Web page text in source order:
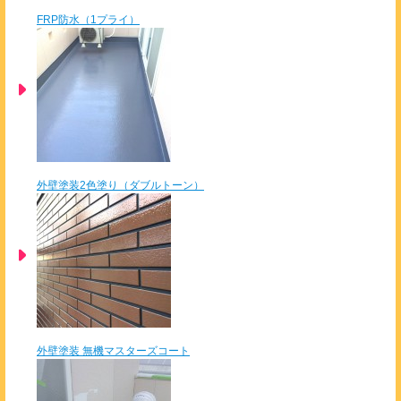
FRP防水（1プライ）
外壁塗装2色塗り（ダブルトーン）
外壁塗装 無機マスターズコート